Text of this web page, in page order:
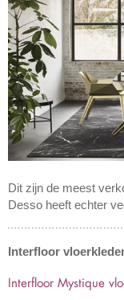
Dit zijn de meest
Desso heeft echter
Interfloor
Interfloor Mystique